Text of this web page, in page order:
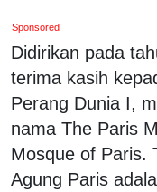
Sponsored
Didirikan pada
terima kasih
Perang Dunia I,
nama The Paris
Mosque of Paris.
Agung Paris